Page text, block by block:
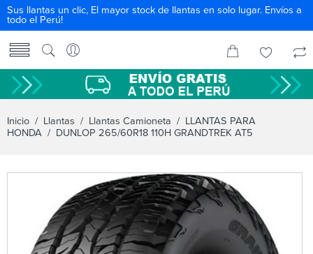
Sus llantas un clic, El mayor stock de llantas en solo lugar. Envíos a
todo el Perú!
Inicio / Llantas / Llantas Camioneta / LLANTAS PARA
HONDA / DUNLOP 265/60R18 110H GRANDTREK AT5